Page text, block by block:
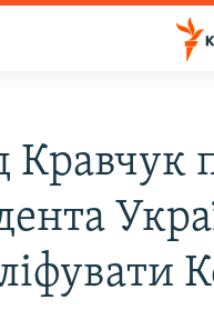
Кравчук